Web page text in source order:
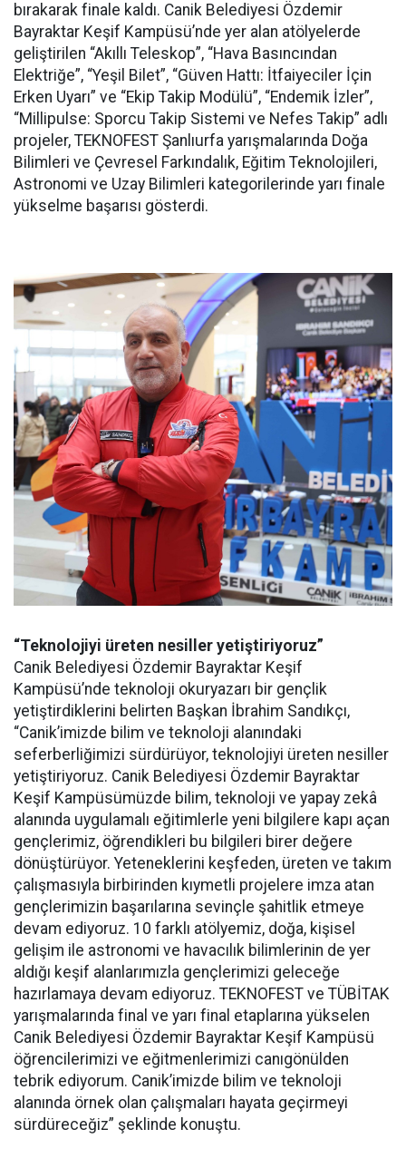
bırakarak finale kaldı. Canik Belediyesi Özdemir
Bayraktar Keşif Kampüsü’nde yer alan atölyelerde
geliştirilen “Akıllı Teleskop”, “Hava Basıncından
Elektriğe”, “Yeşil Bilet”, “Güven Hattı: İtfaiyeciler İçin
Erken Uyarı” ve “Ekip Takip Modülü”, “Endemik İzler”,
“Millipulse: Sporcu Takip Sistemi ve Nefes Takip” adlı
projeler, TEKNOFEST Şanlıurfa yarışmalarında Doğa
Bilimleri ve Çevresel Farkındalık, Eğitim Teknolojileri,
Astronomi ve Uzay Bilimleri kategorilerinde yarı finale
yükselme başarısı gösterdi.
“Teknolojiyi üreten nesiller yetiştiriyoruz”
Canik Belediyesi Özdemir Bayraktar Keşif
Kampüsü’nde teknoloji okuryazarı bir gençlik
yetiştirdiklerini belirten Başkan İbrahim Sandıkçı,
“Canik’imizde bilim ve teknoloji alanındaki
seferberliğimizi sürdürüyor, teknolojiyi üreten nesiller
yetiştiriyoruz. Canik Belediyesi Özdemir Bayraktar
Keşif Kampüsümüzde bilim, teknoloji ve yapay zekâ
alanında uygulamalı eğitimlerle yeni bilgilere kapı açan
gençlerimiz, öğrendikleri bu bilgileri birer değere
dönüştürüyor. Yeteneklerini keşfeden, üreten ve takım
çalışmasıyla birbirinden kıymetli projelere imza atan
gençlerimizin başarılarına sevinçle şahitlik etmeye
devam ediyoruz. 10 farklı atölyemiz, doğa, kişisel
gelişim ile astronomi ve havacılık bilimlerinin de yer
aldığı keşif alanlarımızla gençlerimizi geleceğe
hazırlamaya devam ediyoruz. TEKNOFEST ve TÜBİTAK
yarışmalarında final ve yarı final etaplarına yükselen
Canik Belediyesi Özdemir Bayraktar Keşif Kampüsü
öğrencilerimizi ve eğitmenlerimizi canıgönülden
tebrik ediyorum. Canik’imizde bilim ve teknoloji
alanında örnek olan çalışmaları hayata geçirmeyi
sürdüreceğiz” şeklinde konuştu.